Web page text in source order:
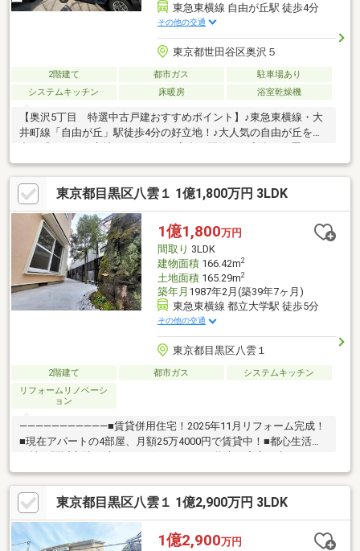
東急東横線 自由が丘駅 徒歩4分
その他の交通
東京都世田谷区奥沢５
2階建て 都市ガス
駐車場あり
システムキッチン
床暖房 浴室乾燥機
【奥沢5丁目 特選中古戸建おすすめポイント】♪東急東横線・大
井町線「自由が丘」駅徒歩4分の好立地！♪大人気の自由が丘を全
力で感じられる立地です！物件は高台の閑静な住宅街に位置しま
す！♪ミサワホーム施工、令和2年築の築浅物件！♪広々LDK23帖
超！温かみのある無垢フローリング！♪浴室は1620のフルオート
バス！自動洗浄機能が付いているため、毎日のお風呂掃除から解
放されます！♪洗面室はエアコン設置、乾太くんも利用可能！♪随
所にオーナー様のこだわりを感じる物件になりますので是非ご内
覧下さい！～オーナー様居住中につき内見の際は日程調整が必要
です。まずは資料請求お待ちしています。～
東京都目黒区八雲１ 1億1,800万円 3LDK
1億1,800万円
間取り 3LDK
建物面積166.42m2
土地面積165.29m2
築年月 1987年2月(築39年7ヶ月)
東急東横線 都立大学駅 徒歩5分
その他の交通
東京都目黒区八雲１
2階建て 都市ガス
システムキッチン
リフォームリノベーシ
ョン
―――――――――――■賃貸併用住宅！2025年11月リフォーム完成！
■現在アパートの4部屋、月額25万4000円で賃貸中！■都心生活利
る住まい！■あんしん既存住宅瑕疵保険加入済み！
東京都目黒区八雲１ 1億2,900万円 3LDK
1億2,900万円